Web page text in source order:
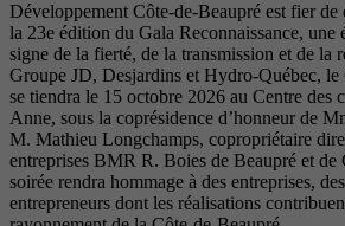
Développement Côte-de-Beaupré est fier de
la 23e édition du Gala Reconnaissance, une
signe de la fierté, de la transmission et de la
Groupe JD, Desjardins et Hydro-Québec, le
se tiendra le 15 octobre 2026 au Centre des
Anne, sous la coprésidence d’honneur de
M. Mathieu Longchamps, copropriétaire
entreprises BMR R. Boies de Beaupré et de
soirée rendra hommage à des entreprises,
entrepreneurs dont les réalisations